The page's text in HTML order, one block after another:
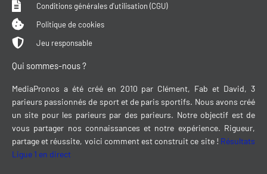
Conditions générales d'utilisation (CGU)
Politique de cookies
Jeu responsable
Qui sommes-nous ?
MediaPronos a été créé en 2010 par Clément, Fab et David, 3
parieurs passionnés de sport et de paris sportifs. Nous avons créé
un site pour les parieurs par des parieurs. Notre objectif est de
vous partager nos connaissances et notre expérience. Rigueur,
partage et réussite, voici comment est construit ce site ! Résultats
Ligue 1 en direct